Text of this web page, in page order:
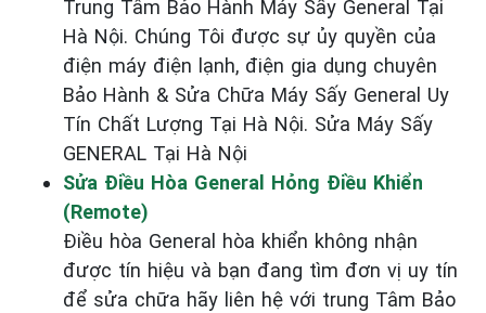
Trung Tâm Bảo Hành Máy Sấy General Tại
Hà Nội. Chúng Tôi được sự ủy quyền của
điện máy điện lạnh, điện gia dụng chuyên
Bảo Hành & Sửa Chữa Máy Sấy General Uy
Tín Chất Lượng Tại Hà Nội. Sửa Máy Sấy
GENERAL Tại Hà Nội
Sửa Điều Hòa General Hỏng Điều Khiển
(Remote)
Điều hòa General hòa khiển không nhận
được tín hiệu và bạn đang tìm đơn vị uy tín
để sửa chữa hãy liên hệ với trung Tâm Bảo